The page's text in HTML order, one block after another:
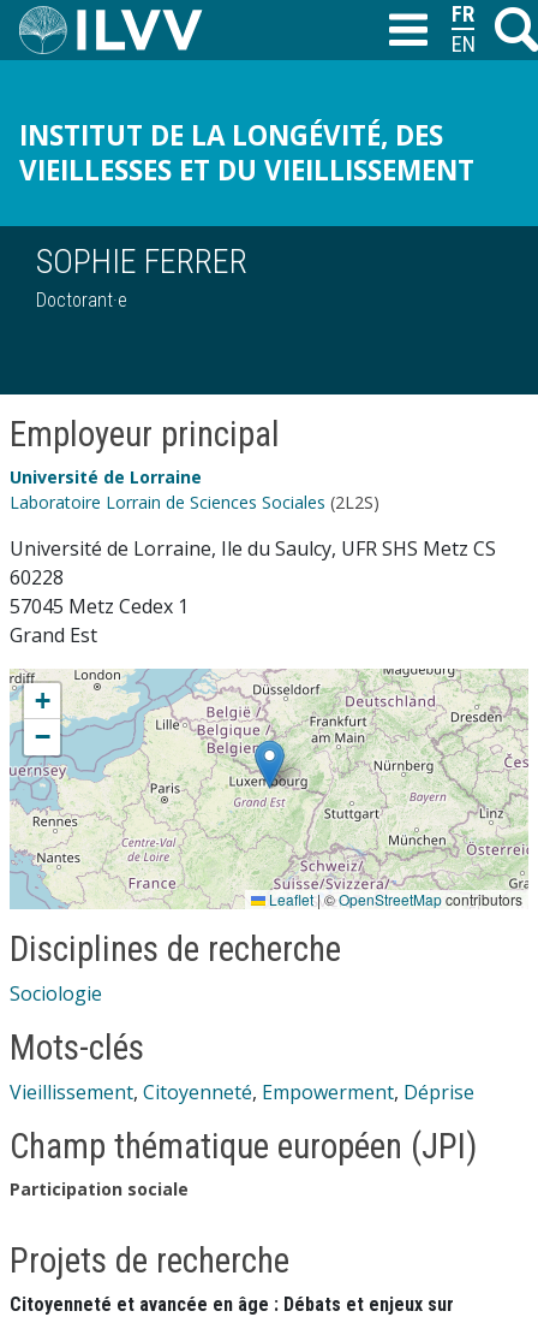
Aller
au
M
INSTITUT DE LA LONGÉVITÉ, DES
VIEILLESSES ET DU VIEILLISSEMENT
T
SOPHIE FERRER
Doctorant·e
Employeur principal
Université de Lorraine
Laboratoire Lorrain de Sciences Sociales (2L2S)
Université de Lorraine, Ile du Saulcy, UFR SHS Metz CS
60228
57045 Metz Cedex 1
Grand Est
+
−
Leaflet |©OpenStreetMapcontributors
Disciplines de recherche
Sociologie
Mots-clés
Vieillissement, Citoyenneté, Empowerment, Déprise
Champ thématique européen (JPI)
Participation sociale
Projets de recherche
Citoyenneté et avancée en âge : Débats et enjeux sur
ENGLISH